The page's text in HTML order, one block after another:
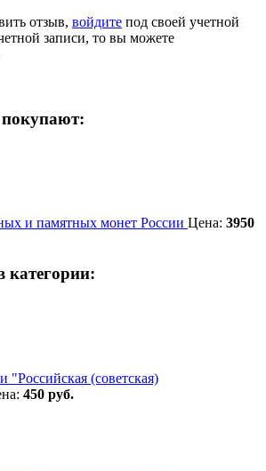
отзыв, войдите под своей учетной
записи, то вы можете
и памятных монет России Цена: 3950
категории:
"Российская (советская)
450 руб.